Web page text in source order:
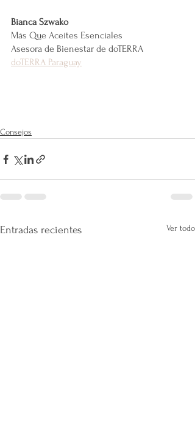
Bianca Szwako
Más Que Aceites Esenciales
Asesora de Bienestar de doTERRA
doTERRA Paraguay
Consejos
Entradas recientes Ver todo